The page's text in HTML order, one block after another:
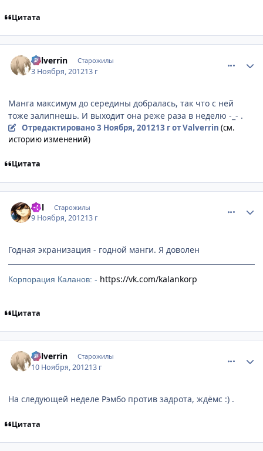
Цитата
Valverrin Старожилы
3 Ноября, 201213 г
Манга максимум до середины добралась, так что с ней
тоже залипнешь. И выходит она реже раза в неделю -_- .
Отредактировано3 Ноября, 201213 гот Valverrin (см.
историю изменений)
Цитата
bol Старожилы
9 Ноября, 201213 г
Годная экранизация - годной манги. Я доволен
Корпорация Каланов: - https://vk.com/kalankorp
Цитата
Valverrin Старожилы
10 Ноября, 201213 г
На следующей неделе Рэмбо против задрота, ждёмс :) .
Цитата